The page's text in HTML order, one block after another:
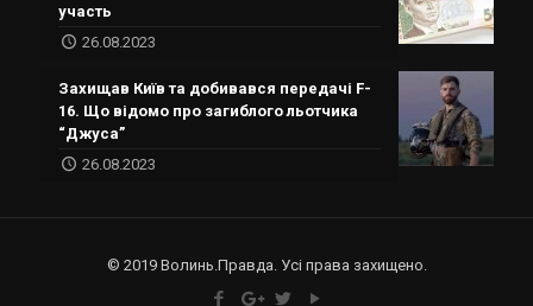
участь
26.08.2023
Захищав Київ та добивався передачі F-
16. Що відомо про загиблого льотчика
“Джуса”
26.08.2023
© 2019 Волинь.Правда. Усі права захищено.